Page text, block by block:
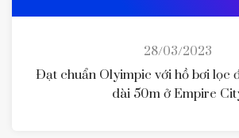
28/03/2023
Đạt chuẩn Olyimpic với hồ bơi lọc
dài 50m ở Empire